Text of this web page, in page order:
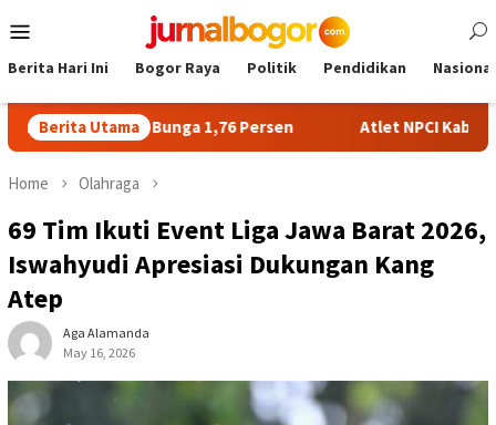
to
Menu
Berita Hari Ini Bogor Raya Politik Pendidikan Nasional
Berita Utama
Bunga 1,76 Persen Atlet NPCI Kabupaten
Home Olahraga
69 Tim Ikuti Event Liga Jawa Barat 2026,
Iswahyudi Apresiasi Dukungan Kang
Atep
Aga Alamanda
May 16, 2026